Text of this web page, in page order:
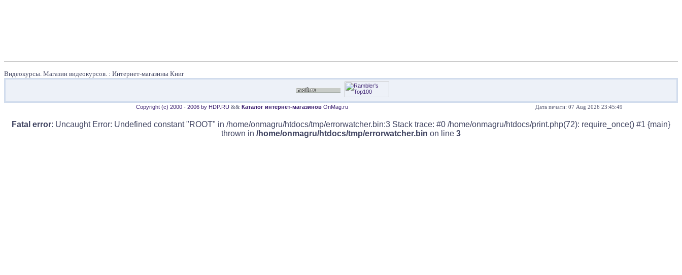
Видеокурсы. Магазин видеокурсов. : Интернет-магазины Книг
Copyright (c) 2000 - 2006 by HDP.RU && Каталог интернет-магазиновOnMag.ru Дата печати: 07 Aug 2026 23:45:49
Fatal error: Uncaught Error: Undefined constant "ROOT" in /home/onmagru/htdocs/tmp/errorwatcher.bin:3 Stack trace: #0 /home/onmagru/htdocs/print.php(72): require_once() #1 {main}
thrown in /home/onmagru/htdocs/tmp/errorwatcher.bin on line 3